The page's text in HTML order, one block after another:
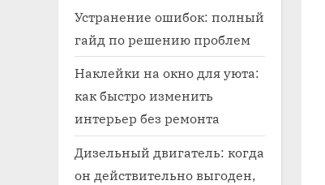
Устранение ошибок: полный
гайд по решению проблем
Наклейки на окно для уюта:
как быстро изменить
интерьер без ремонта
Дизельный двигатель: когда
он действительно выгоден,